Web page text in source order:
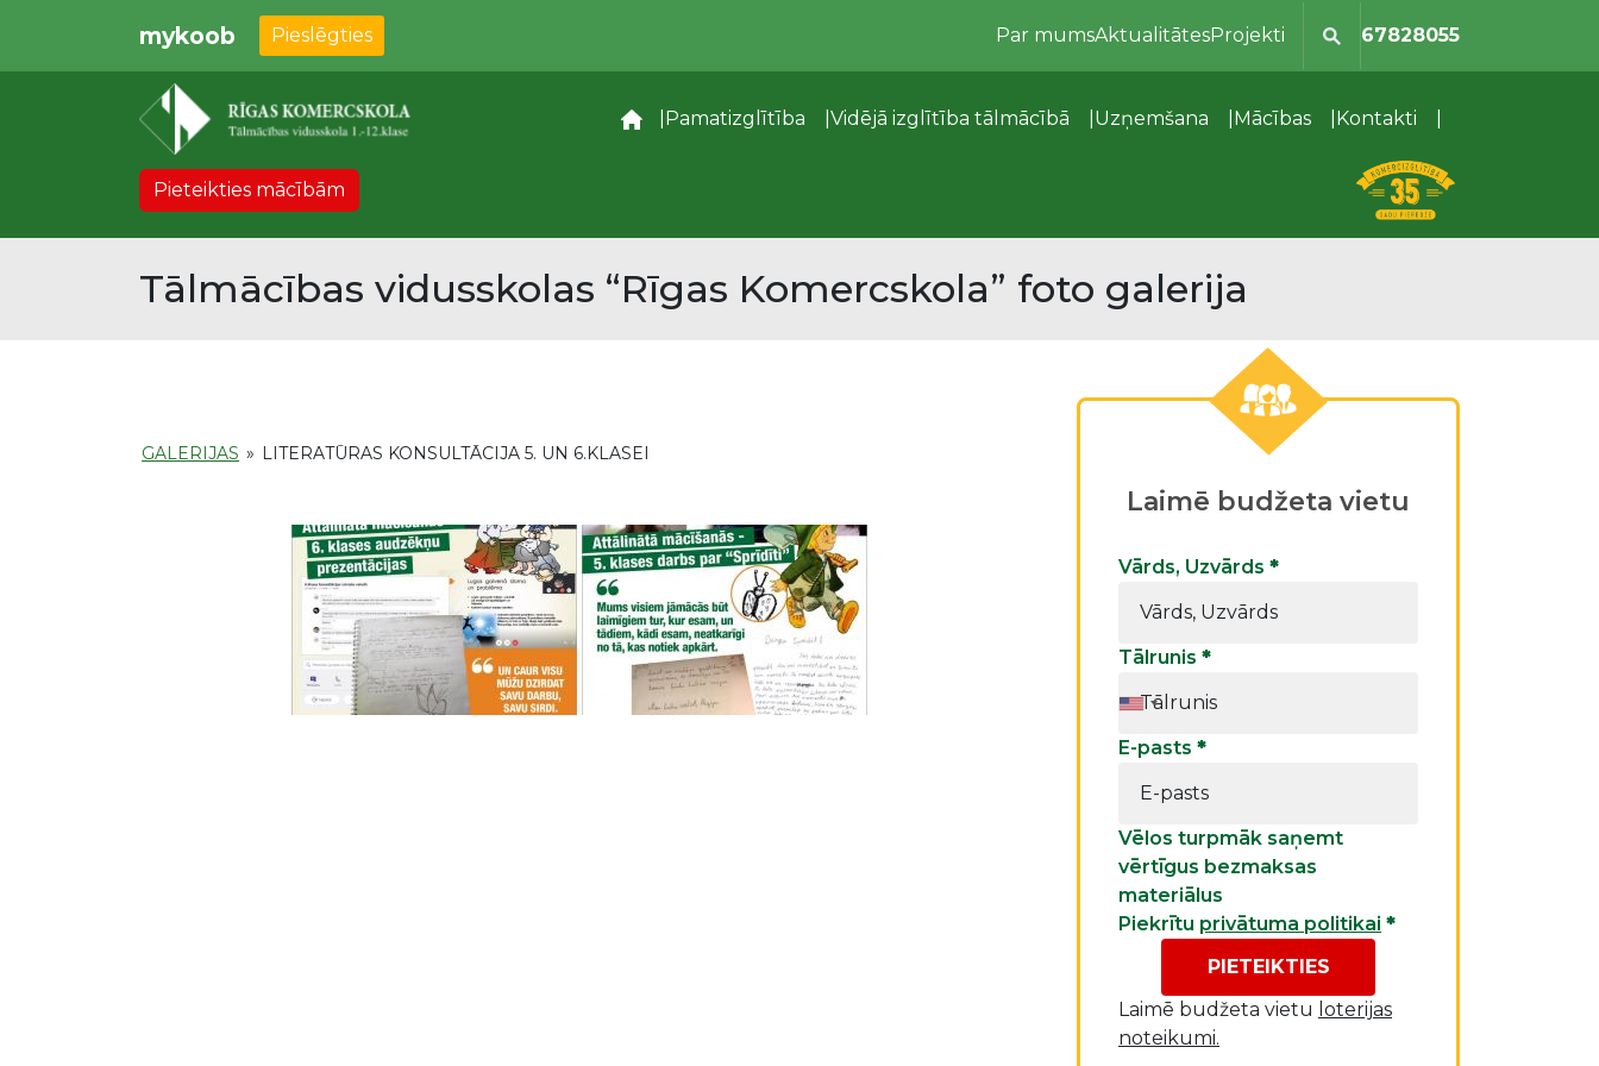
mykoob Pieslēgties Par mumsAktualitātesProjekti 67828055
– Pamatizglītība Vidējā izglītība tālmācībā Uzņemšana Mācības Kontakti
Pieteikties mācībām
Tālmācības vidusskolas “Rīgas Komercskola” foto galerija
GALERIJAS » LITERATŪRAS KONSULTĀCIJA 5. UN 6.KLASEI
Laimē budžeta vietu
Vārds, Uzvārds *
Tālrunis *
E-pasts *
Vēlos turpmāk saņemt
vērtīgus bezmaksas
materiālus
Piekrītu privātuma politikai *
PIETEIKTIES
Laimē budžeta vietu loterijas
noteikumi.